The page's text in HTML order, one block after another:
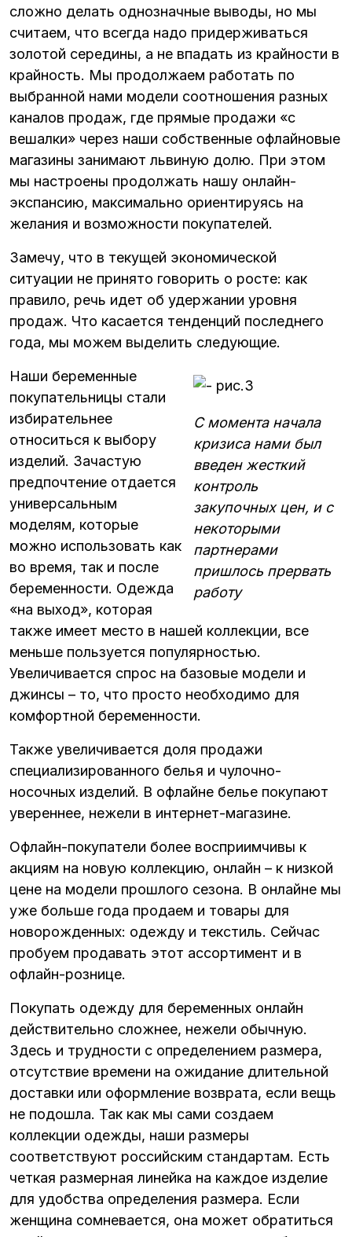
сложно делать однозначные выводы, но мы
считаем, что всегда надо придерживаться
золотой середины, а не впадать из крайности в
крайность. Мы продолжаем работать по
выбранной нами модели соотношения разных
каналов продаж, где прямые продажи «с
вешалки» через наши собственные офлайновые
магазины занимают львиную долю. При этом
мы настроены продолжать нашу онлайн-
экспансию, максимально ориентируясь на
желания и возможности покупателей.
Замечу, что в текущей экономической
ситуации не принято говорить о росте: как
правило, речь идет об удержании уровня
продаж. Что касается тенденций последнего
года, мы можем выделить следующие.
С момента начала
кризиса нами был
введен жесткий
контроль
закупочных цен, и с
некоторыми
партнерами
пришлось прервать
работу
Наши беременные
покупательницы стали
избирательнее
относиться к выбору
изделий. Зачастую
предпочтение отдается
универсальным
моделям, которые
можно использовать как
во время, так и после
беременности. Одежда
«на выход», которая
также имеет место в нашей коллекции, все
меньше пользуется популярностью.
Увеличивается спрос на базовые модели и
джинсы – то, что просто необходимо для
комфортной беременности.
Также увеличивается доля продажи
специализированного белья и чулочно-
носочных изделий. В офлайне белье покупают
увереннее, нежели в интернет-магазине.
Офлайн-покупатели более восприимчивы к
акциям на новую коллекцию, онлайн – к низкой
цене на модели прошлого сезона. В онлайне мы
уже больше года продаем и товары для
новорожденных: одежду и текстиль. Сейчас
пробуем продавать этот ассортимент и в
офлайн-рознице.
Покупать одежду для беременных онлайн
действительно сложнее, нежели обычную.
Здесь и трудности с определением размера,
отсутствие времени на ожидание длительной
доставки или оформление возврата, если вещь
не подошла. Так как мы сами создаем
коллекции одежды, наши размеры
соответствуют российским стандартам. Есть
четкая размерная линейка на каждое изделие
для удобства определения размера. Если
женщина сомневается, она может обратиться